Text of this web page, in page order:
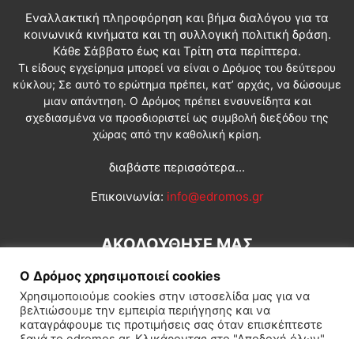
Εναλλακτική πληροφόρηση και βήμα διαλόγου για τα
κοινωνικά κινήματα και τη συλλογική πολιτική δράση.
Κάθε Σάββατο έως και Τρίτη στα περίπτερα.
Τι είδους εγχείρημα μπορεί να είναι ο Δρόμος του δεύτερου
κύκλου; Σε αυτό το ερώτημα πρέπει, κατ’ αρχάς, να δώσουμε
μιαν απάντηση. Ο Δρόμος πρέπει ενσυνείδητα και
σχεδιασμένα να προσδιοριστεί ως συμβολή διεξόδου της
χώρας από την καθολική κρίση.
διαβάστε περισσότερα...
Επικοινωνία: info@edromos.gr
ΑΚΟΛΟΥΘΗΣΕ ΜΑΣ
Ο Δρόμος χρησιμοποιεί cookies
Χρησιμοποιούμε cookies στην ιστοσελίδα μας για να
βελτιώσουμε την εμπειρία περιήγησης και να
καταγράφουμε τις προτιμήσεις σας όταν επισκέπτεστε